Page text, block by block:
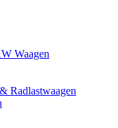
Waagen
Radlastwaagen